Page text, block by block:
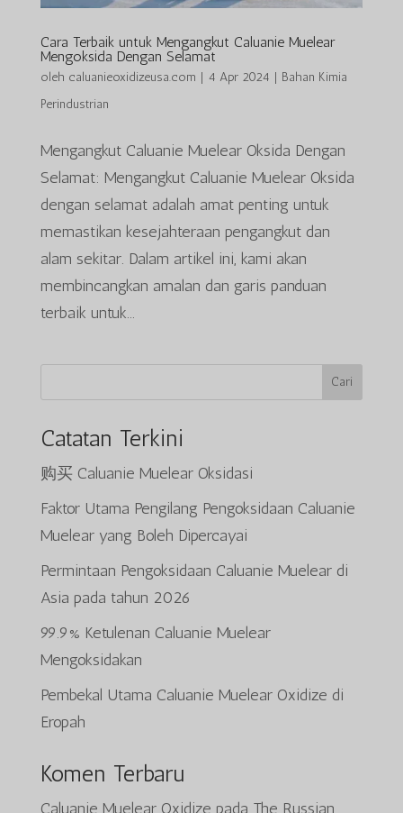
Cara Terbaik untuk Mengangkut Caluanie Muelear
Mengoksida Dengan Selamat
oleh caluanieoxidizeusa.com | 4 Apr 2024 | Bahan Kimia
Perindustrian
Mengangkut Caluanie Muelear Oksida Dengan
Selamat: Mengangkut Caluanie Muelear Oksida
dengan selamat adalah amat penting untuk
memastikan kesejahteraan pengangkut dan
alam sekitar. Dalam artikel ini, kami akan
membincangkan amalan dan garis panduan
terbaik untuk...
Cari
Catatan Terkini
购买 Caluanie Muelear Oksidasi
Faktor Utama Pengilang Pengoksidaan Caluanie
Muelear yang Boleh Dipercayai
Permintaan Pengoksidaan Caluanie Muelear di
Asia pada tahun 2026
99.9% Ketulenan Caluanie Muelear
Mengoksidakan
Pembekal Utama Caluanie Muelear Oxidize di
Eropah
Komen Terbaru
Caluanie Muelear Oxidize pada The Russian